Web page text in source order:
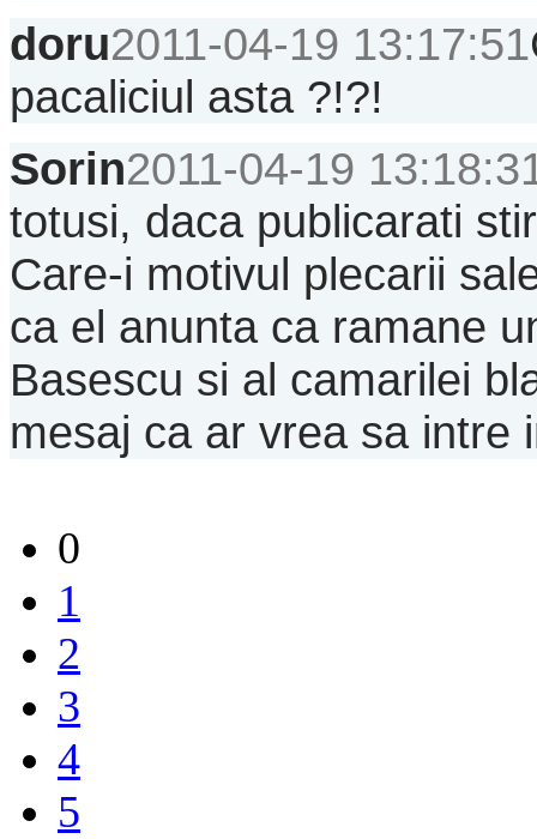
doru2011-04-19 13:17:51
pacaliciul asta ?!?!
Sorin2011-04-19
totusi, daca publicarati
Care-i motivul plecarii
ca el anunta ca ramane
Basescu si al camarilei
mesaj ca ar vrea sa intre
0
1
2
3
4
5